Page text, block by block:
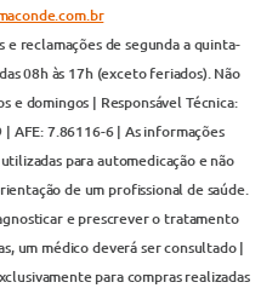
reclamações de segunda a quinta-
08h às 17h (exceto feriados). Não
e domingos | Responsável Técnica:
| AFE: 7.86116-6 | As informações
para automedicação e não
de um profissional de saúde.
e prescrever o tratamento
um médico deverá ser consultado |
para compras realizadas